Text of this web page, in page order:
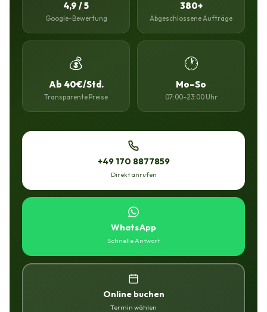
4,9 / 5
Google-Bewertung
380+
Abgeschlossene Aufträge
💰
Ab 40€/Std.
Transparente Preise
🕐
Mo–So
07:00–23:00 Uhr
+49 170 8877859
Direkt anrufen
WhatsApp
Schnelle Antwort
Online buchen
Termin wählen